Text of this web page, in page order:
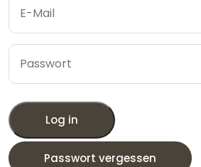
Log in
Passwort vergessen